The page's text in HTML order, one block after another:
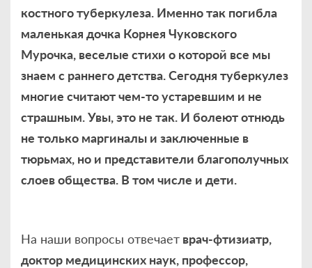
костного туберкулеза. Именно так погибла
маленькая дочка Корнея Чуковского
Мурочка, веселые стихи о которой все мы
знаем с раннего детства. Сегодня туберкулез
многие считают чем-то устаревшим и не
страшным. Увы, это не так. И болеют отнюдь
не только маргиналы и заключенные в
тюрьмах, но и представители благополучных
слоев общества. В том числе и дети.
На наши вопросы отвечает врач-фтизиатр,
доктор медицинских наук, профессор,